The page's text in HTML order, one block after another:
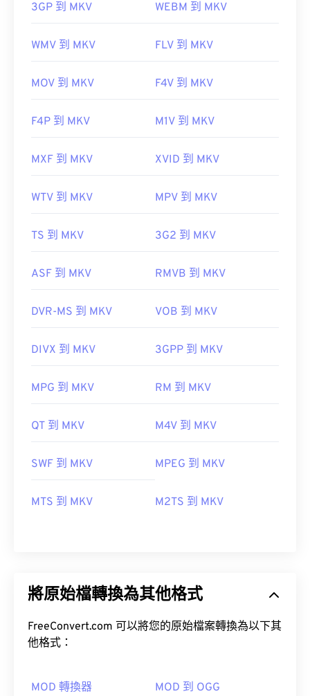
3GP 到 MKV WEBM 到 MKV
WMV 到 MKV FLV 到 MKV
MOV 到 MKV F4V 到 MKV
F4P 到 MKV M1V 到 MKV
MXF 到 MKV XVID 到 MKV
WTV 到 MKV MPV 到 MKV
TS 到 MKV 3G2 到 MKV
ASF 到 MKV RMVB 到 MKV
DVR-MS 到 MKV VOB 到 MKV
DIVX 到 MKV 3GPP 到 MKV
MPG 到 MKV RM 到 MKV
QT 到 MKV M4V 到 MKV
SWF 到 MKV MPEG 到 MKV
MTS 到 MKV M2TS 到 MKV
將原始檔轉換為其他格式
FreeConvert.com 可以將您的原始檔案轉換為以下其
他格式：
MOD 轉換器 MOD 到 OGG